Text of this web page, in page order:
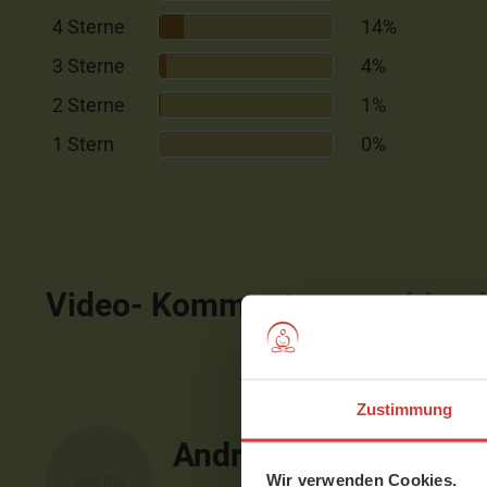
Zustimmung
Wir verwenden Cookies.
4 Sterne
14%
3 Sterne
4%
2 Sterne
1%
1 Stern
0%
Video- Kommentare
Andrea